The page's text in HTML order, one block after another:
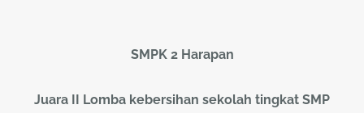
SMPK 2 Harapan
Juara II Lomba kebersihan sekolah tingkat SMP